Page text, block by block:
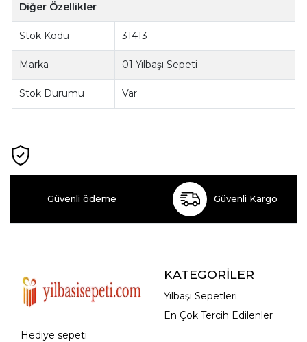
Diğer Özellikler
Stok Kodu 31413
Marka 01 Yılbaşı Sepeti
Stok Durumu Var
Güvenli ödeme Güvenli Kargo
Hediye sepeti
KATEGORİLER
Yılbaşı Sepetleri
En Çok Tercih Edilenler